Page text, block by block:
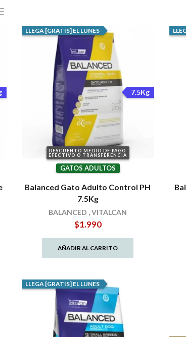
DESCUENTO MEDIO DE PAGO
EFECTIVO O TRANSFERENCIA
7.5Kg
LLEGA [GRATIS] EL LUNES
GATOS ADULTOS
Balanced Gato Adulto Control PH
7.5Kg
BALANCED ,VITALCAN
$1.990
AÑADIR AL CARRITO
LLEGA [GRATIS] EL LUNES